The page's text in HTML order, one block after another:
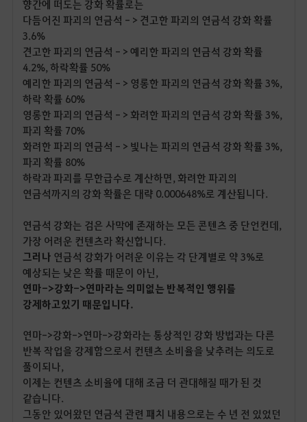
향간에 떠도는 강화 확률로는
다듬어진 파괴의 연금석 - > 견고한 파괴의 연금석 강화 확률
3.6%
견고한 파괴의 연금석 - > 예리한 파괴의 연금석 강화 확률
4.2%, 하락확률 50%
예리한 파괴의 연금석 - > 영롱한 파괴의 연금석 강화 확률 3%,
하락 확률 60%
영롱한 파괴의 연금석 - > 화려한 파괴의 연금석 강화 확률 3%,
파괴 확률 70%
화려한 파괴의 연금석 - > 빛나는 파괴의 연금석 강화 확률 3%,
파괴 확률 80%
하락과 파괴를 무한급수로 계산하면, 화려한 파괴의
연금석까지의 강화 확률은 대략 0.000648%로 계산됩니다.
연금석 강화는 검은 사막에 존재하는 모든 콘텐츠 중 단언컨데,
가장 어려운 컨텐츠라 확신합니다.
그러나 연금석 강화가 어려운 이유는 각 단계별로 약 3%로
예상되는 낮은 확률 때문이 아닌,
연마->강화->연마라는 의미없는 반복적인 행위를
강제하고있기 때문입니다.
연마->강화->연마->강화라는 통상적인 강화 방법과는 다른
반복 작업을 강제함으로서 컨텐츠 소비율을 낮추려는 의도로
풀이되나,
이제는 컨텐츠 소비율에 대해 조금 더 관대해질 때가 된 것
같습니다.
그동안 있어왔던 연금석 관련 패치 내용으로는 수 년 전 있었던